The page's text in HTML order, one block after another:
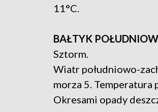
11°C.
BAŁTYK
Sztorm.
Wiatr południowo-
morza 5. Temperatura
Okresami opady